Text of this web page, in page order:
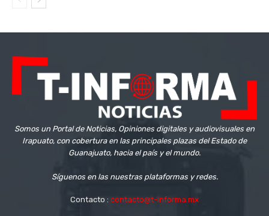
Somos un Portal de Noticias, Opiniones digitales y audiovisuales en
Irapuato, con cobertura en las principales plazas del Estado de
Guanajuato, hacia el país y el mundo.
Síguenos en las nuestras plataformas y redes.
Contacto : contacto@t-informa.mx